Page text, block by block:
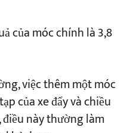
của móc chính là 3,8
việc thêm một móc
của xe đẩy và chiều
điều này thường làm